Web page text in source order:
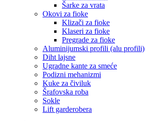
Šarke za vrata
Okovi za fioke
Klizači za fioke
Klaseri za fioke
Pregrade za fioke
Aluminijumski profili (alu profili)
Diht lajsne
Ugradne kante za smeće
Podizni mehanizmi
Kuke za čiviluk
Šrafovska roba
Sokle
Lift garderobera